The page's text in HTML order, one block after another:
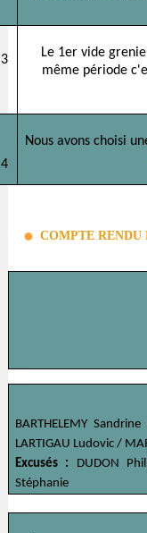
3
Le 1er vide
même période
4
Nous avons choisi
COMPTE RENDU
BARTHELEMY
LARTIGAU Ludovic /
Excusés : DUDON
Stéphanie